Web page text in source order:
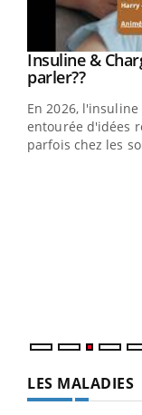
Youtube
Insuline &
parler??
En 2026,
entourée d'idées
parfois chez les
LES MALADIES